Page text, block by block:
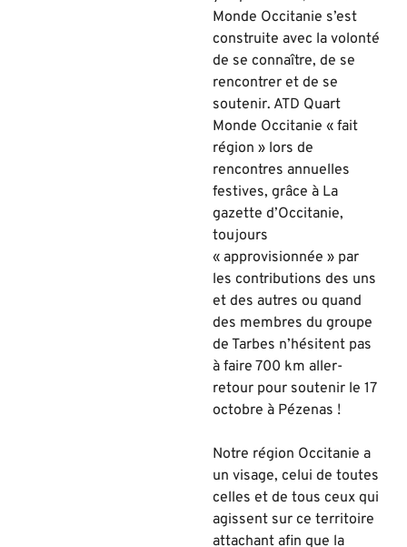
Monde Occitanie s’est
construite avec la volonté
de se connaître, de se
rencontrer et de se
soutenir. ATD Quart
Monde Occitanie « fait
région » lors de
rencontres annuelles
festives, grâce à La
gazette d’Occitanie,
toujours
« approvisionnée » par
les contributions des uns
et des autres ou quand
des membres du groupe
de Tarbes n’hésitent pas
à faire 700 km aller-
retour pour soutenir le 17
octobre à Pézenas !
Notre région Occitanie a
un visage, celui de toutes
celles et de tous ceux qui
agissent sur ce territoire
attachant afin que la